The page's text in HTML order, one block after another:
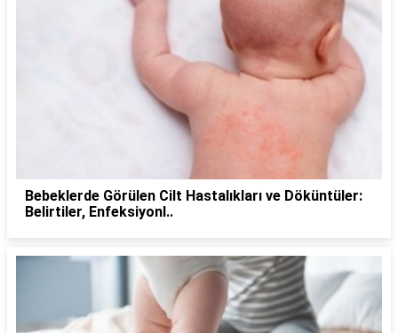
Bebeklerde Görülen Cilt Hastalıkları ve Döküntüler:
Belirtiler, Enfeksiyonl..